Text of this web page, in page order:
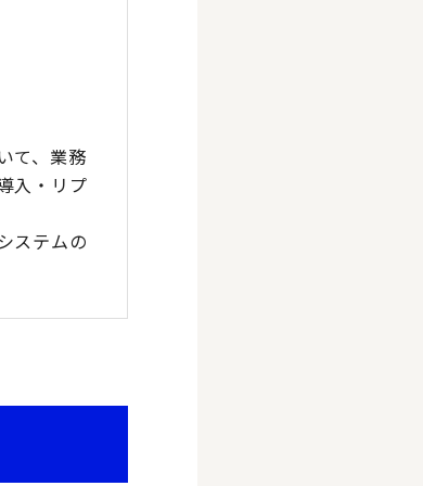
て、業務
入・リプ
ステムの